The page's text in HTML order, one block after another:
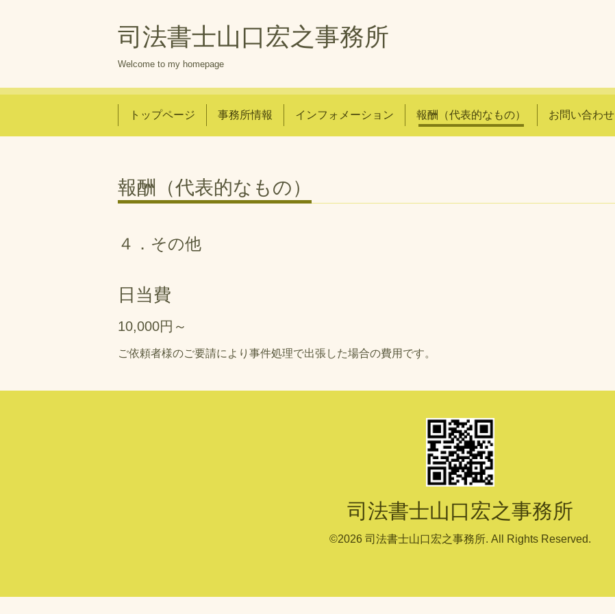
司法書士山口宏之事務所
Welcome to my homepage
トップページ 事務所情報 インフォメーション 報酬（代表的なもの） お問い合わせ
報酬（代表的なもの）
４．その他
日当費
10,000円～
ご依頼者様のご要請により事件処理で出張した場合の費用です。
司法書士山口宏之事務所
©2026 司法書士山口宏之事務所. All Rights Reserved.